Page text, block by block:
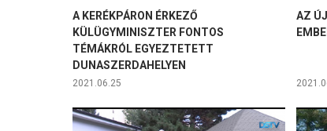
A KERÉKPÁRON ÉRKEZŐ
KÜLÜGYMINISZTER FONTOS
TÉMÁKRÓL EGYEZTETETT
DUNASZERDAHELYEN
2021.06.25
AZ